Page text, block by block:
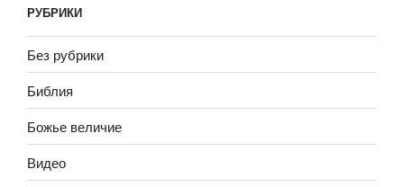
РУБРИКИ
Без рубрики
Библия
Божье величие
Видео